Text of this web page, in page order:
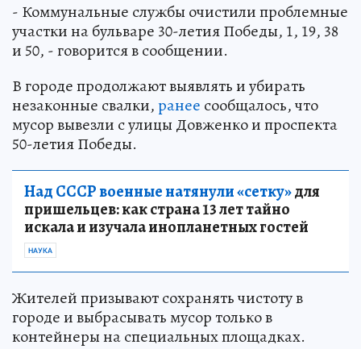
- Коммунальные службы очистили проблемные
участки на бульваре 30-летия Победы, 1, 19, 38
и 50, - говорится в сообщении.
В городе продолжают выявлять и убирать
незаконные свалки,ранее сообщалось, что
мусор вывезли с улицы Довженко и проспекта
50-летия Победы.
Над СССР военные натянули «сетку»для
пришельцев: как страна 13 лет тайно
искала и изучала инопланетных гостей
НАУКА
Жителей призывают сохранять чистоту в
городе и выбрасывать мусор только в
контейнеры на специальных площадках.